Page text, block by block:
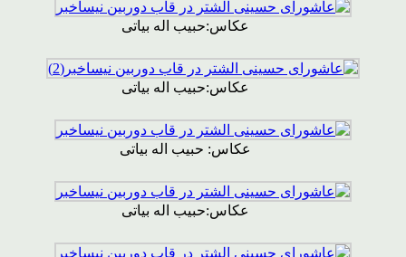
عکاس:حبیب اله بیاتی
عکاس:حبیب اله بیاتی
عکاس: حبیب اله بیاتی
عکاس:حبیب اله بیاتی